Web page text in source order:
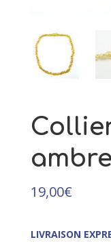
19,00€
LIVRAISON